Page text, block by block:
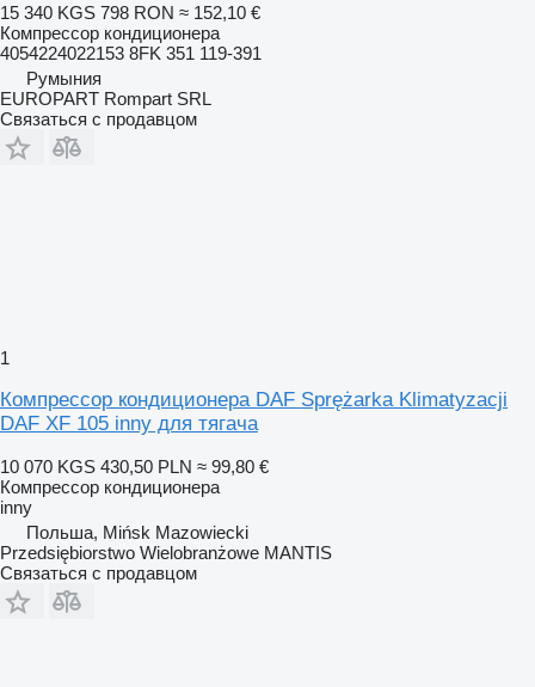
15 340 KGS 798 RON ≈ 152,10 €
Компрессор кондиционера
4054224022153 8FK 351 119-391
Румыния
EUROPART Rompart SRL
Связаться с продавцом
1
Компрессор кондиционера DAF Sprężarka Klimatyzacji
DAF XF 105 inny для тягача
10 070 KGS 430,50 PLN ≈ 99,80 €
Компрессор кондиционера
inny
Польша, Mińsk Mazowiecki
Przedsiębiorstwo Wielobranżowe MANTIS
Связаться с продавцом